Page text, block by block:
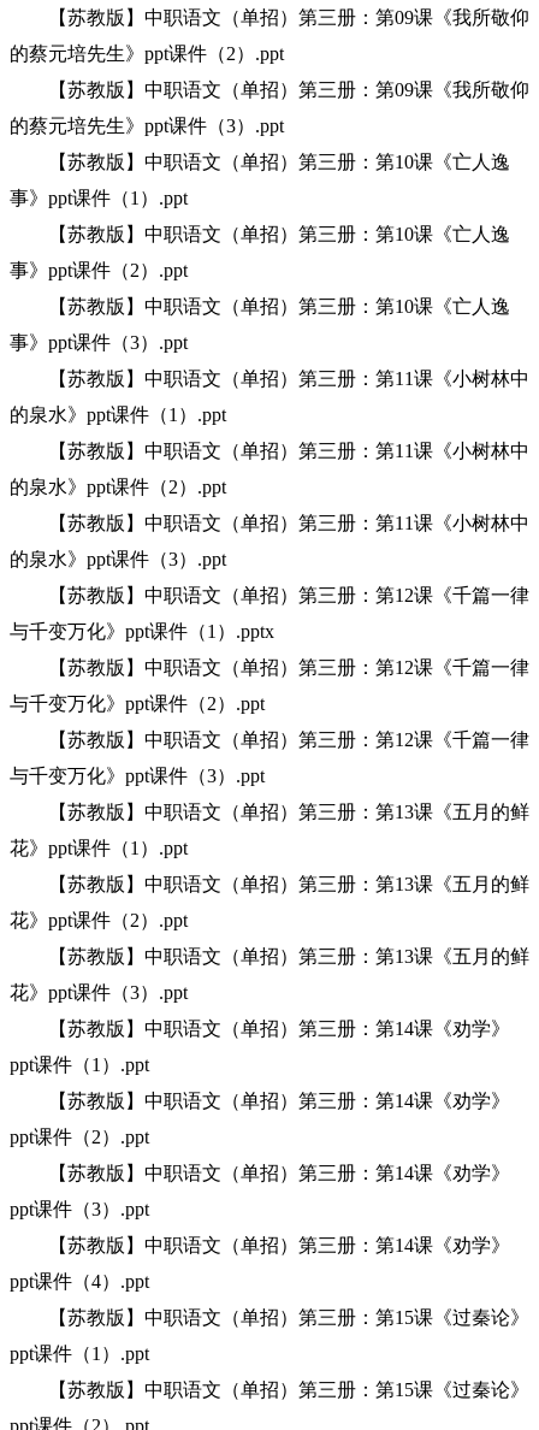
【苏教版】中职语文（单招）第三册：第09课《我所敬仰
的蔡元培先生》ppt课件（2）.ppt
【苏教版】中职语文（单招）第三册：第09课《我所敬仰
的蔡元培先生》ppt课件（3）.ppt
【苏教版】中职语文（单招）第三册：第10课《亡人逸
事》ppt课件（1）.ppt
【苏教版】中职语文（单招）第三册：第10课《亡人逸
事》ppt课件（2）.ppt
【苏教版】中职语文（单招）第三册：第10课《亡人逸
事》ppt课件（3）.ppt
【苏教版】中职语文（单招）第三册：第11课《小树林中
的泉水》ppt课件（1）.ppt
【苏教版】中职语文（单招）第三册：第11课《小树林中
的泉水》ppt课件（2）.ppt
【苏教版】中职语文（单招）第三册：第11课《小树林中
的泉水》ppt课件（3）.ppt
【苏教版】中职语文（单招）第三册：第12课《千篇一律
与千变万化》ppt课件（1）.pptx
【苏教版】中职语文（单招）第三册：第12课《千篇一律
与千变万化》ppt课件（2）.ppt
【苏教版】中职语文（单招）第三册：第12课《千篇一律
与千变万化》ppt课件（3）.ppt
【苏教版】中职语文（单招）第三册：第13课《五月的鲜
花》ppt课件（1）.ppt
【苏教版】中职语文（单招）第三册：第13课《五月的鲜
花》ppt课件（2）.ppt
【苏教版】中职语文（单招）第三册：第13课《五月的鲜
花》ppt课件（3）.ppt
【苏教版】中职语文（单招）第三册：第14课《劝学》
ppt课件（1）.ppt
【苏教版】中职语文（单招）第三册：第14课《劝学》
ppt课件（2）.ppt
【苏教版】中职语文（单招）第三册：第14课《劝学》
ppt课件（3）.ppt
【苏教版】中职语文（单招）第三册：第14课《劝学》
ppt课件（4）.ppt
【苏教版】中职语文（单招）第三册：第15课《过秦论》
ppt课件（1）.ppt
【苏教版】中职语文（单招）第三册：第15课《过秦论》
ppt课件（2）.ppt